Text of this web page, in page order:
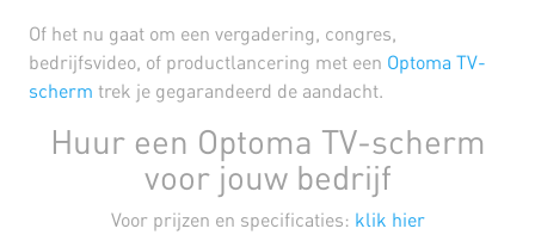
Of het nu gaat om een vergadering, congres,
bedrijfsvideo, of productlancering met een Optoma TV-
scherm trek je gegarandeerd de aandacht.
Huur een Optoma TV-scherm
voor jouw bedrijf
Voor prijzen en specificaties: klik hier